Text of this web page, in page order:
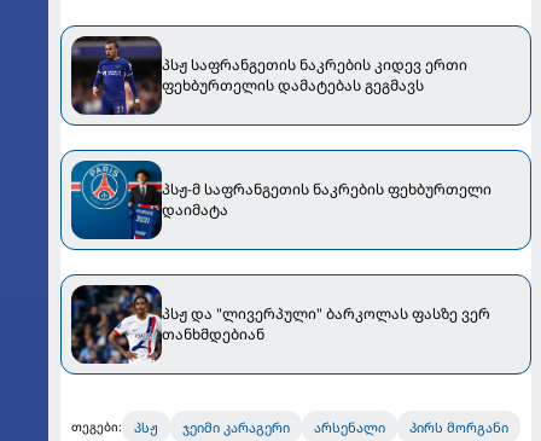
პსჟ საფრანგეთის ნაკრების კიდევ ერთი
ფეხბურთელის დამატებას გეგმავს
პსჟ-მ საფრანგეთის ნაკრების ფეხბურთელი
დაიმატა
პსჟ და "ლივერპული" ბარკოლას ფასზე ვერ
თანხმდებიან
თეგები: პსჟ ჯეიმი კარაგერი არსენალი პირს მორგანი